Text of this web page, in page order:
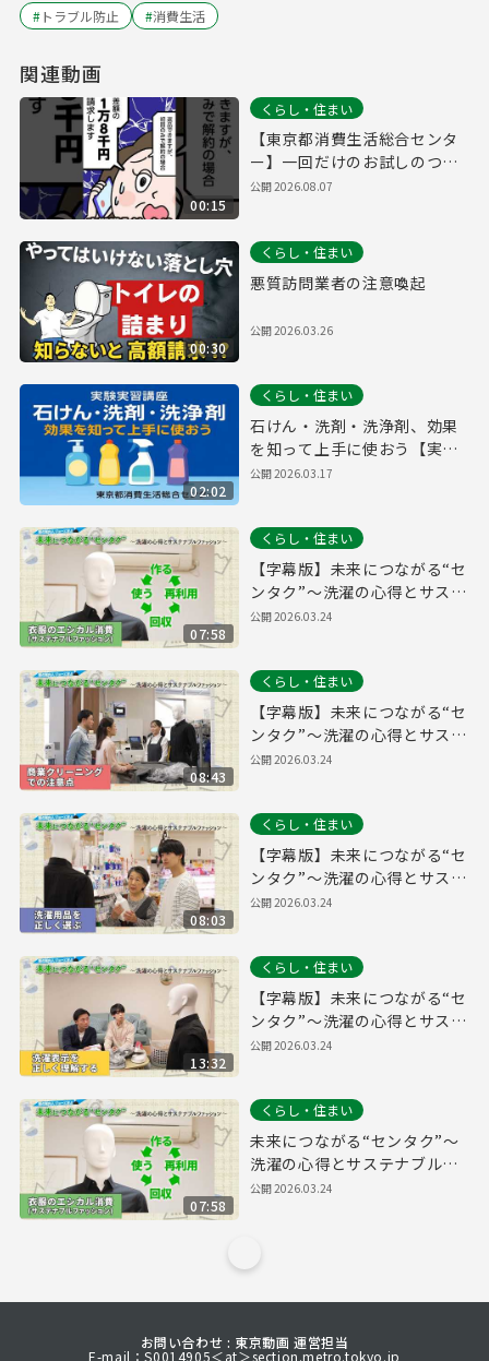
#トラブル防止 #消費生活
関連動画
00:15
くらし・住まい
【東京都消費生活総合センタ
ー】一回だけのお試しのつも
りだったのに…定期購入編
公開2026.08.07
00:30
くらし・住まい
悪質訪問業者の注意喚起
公開2026.03.26
02:02
くらし・住まい
石けん・洗剤・洗浄剤、効果
を知って上手に使おう【実験
実習講座より】
公開2026.03.17
07:58
くらし・住まい
【字幕版】未来につながる“セ
ンタク”～洗濯の心得とサステ
ナブルファッション～【衣類
公開2026.03.24
08:43
くらし・住まい
【字幕版】未来につながる“セ
ンタク”～洗濯の心得とサステ
ナブルファッション～【商業
公開2026.03.24
08:03
くらし・住まい
【字幕版】未来につながる“セ
ンタク”～洗濯の心得とサステ
ナブルファッション～【洗濯
公開2026.03.24
13:32
くらし・住まい
【字幕版】未来につながる“セ
ンタク”～洗濯の心得とサステ
ナブルファッション～【洗濯
公開2026.03.24
07:58
くらし・住まい
未来につながる“センタク”～
洗濯の心得とサステナブルフ
ァッション～【衣類のエシカ
公開2026.03.24
お問い合わせ : 東京動画 運営担当
E-mail：S0014905＜at＞section.metro.tokyo.jp